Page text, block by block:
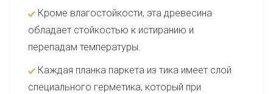
Кроме влагостойкости, эта древесина
обладает стойкостью к истиранию и
перепадам температуры.
Каждая планка паркета из тика имеет слой
специального герметика, который при